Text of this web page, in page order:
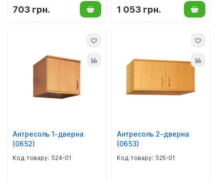
703 грн. 1 053 грн.
Антресоль 1-дверна
(0652)
524-01
Антресоль 2-дверна
(0653)
525-01